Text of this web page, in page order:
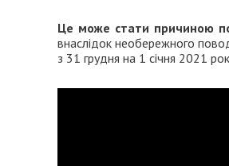
Це може стати причиною
внаслідок необережного
з 31 грудня на 1 січня 2021